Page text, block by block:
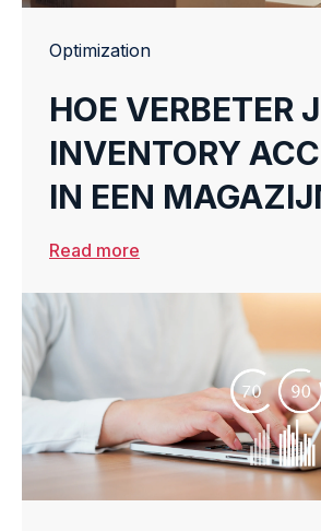
Optimization
HOE VERBETER
INVENTORY
IN EEN
Read more